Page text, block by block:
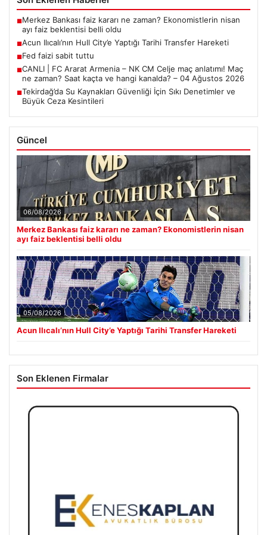
■Merkez Bankası faiz kararı ne zaman? Ekonomistlerin nisan
ayı faiz beklentisi belli oldu
■Acun Ilıcalı’nın Hull City’e Yaptığı Tarihi Transfer Hareketi
■Fed faizi sabit tuttu
■CANLI | FC Ararat Armenia – NK CM Celje maç anlatımı! Maç
ne zaman? Saat kaçta ve hangi kanalda? – 04 Ağustos 2026
■Tekirdağ’da Su Kaynakları Güvenliği İçin Sıkı Denetimler ve
Büyük Ceza Kesintileri
Güncel
06/08/2026
Merkez Bankası faiz kararı ne zaman? Ekonomistlerin nisan
ayı faiz beklentisi belli oldu
05/08/2026
Acun Ilıcalı’nın Hull City’e Yaptığı Tarihi Transfer Hareketi
Son Eklenen Firmalar